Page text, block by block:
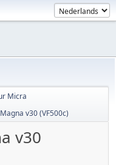
Micra
v30 (VF500c)
v30